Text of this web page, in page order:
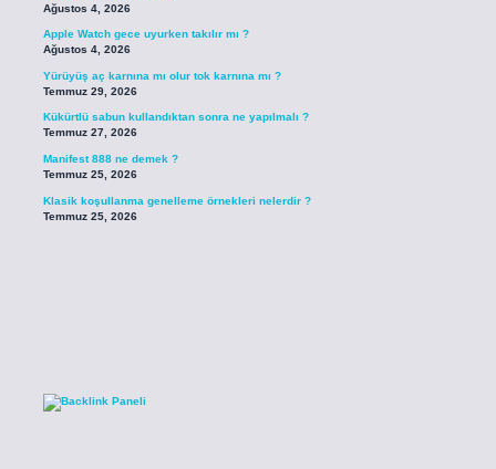
Ağustos 4, 2026
Apple Watch gece uyurken takılır mı ?
Ağustos 4, 2026
Yürüyüş aç karnına mı olur tok karnına mı ?
Temmuz 29, 2026
Kükürtlü sabun kullandıktan sonra ne yapılmalı ?
Temmuz 27, 2026
Manifest 888 ne demek ?
Temmuz 25, 2026
Klasik koşullanma genelleme örnekleri nelerdir ?
Temmuz 25, 2026